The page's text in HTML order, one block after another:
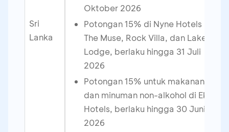
Sri
Lanka
Oktober 2026
Potongan 15% di Nyne Hotels –
The Muse, Rock Villa, dan Lake
Lodge, berlaku hingga 31 Juli
2026
Potongan 15% untuk makanan
dan minuman non-alkohol di Ekho
Hotels, berlaku hingga 30 Juni
2026